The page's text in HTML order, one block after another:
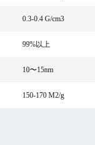
0.3-0.4 G/cm3
99%以上
10〜15nm
150-170 M2/g